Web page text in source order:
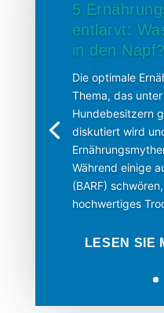
5
entlarvt:
in den Napf?
Die optimale
Thema, das
Hundebesitzern
diskutiert wird
Während einige
(BARF)
hochwertiges
LESEN SIE